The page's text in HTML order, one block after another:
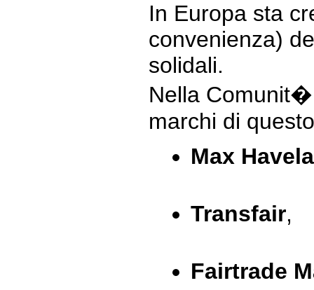
In Europa sta
convenienza)
solidali.
Nella
marchi di
Max
Transfair,
Fairtrade